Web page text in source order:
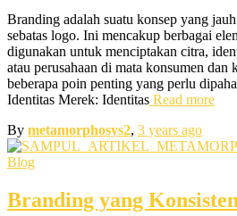
Branding adalah suatu konsep yang
sebatas logo. Ini mencakup berbagai
digunakan untuk menciptakan citra,
atau perusahaan di mata konsumen dan
beberapa poin penting yang perlu
Identitas Merek: Identitas Read more
By metamorphosys2, 3 years ago
Blog
Branding yang